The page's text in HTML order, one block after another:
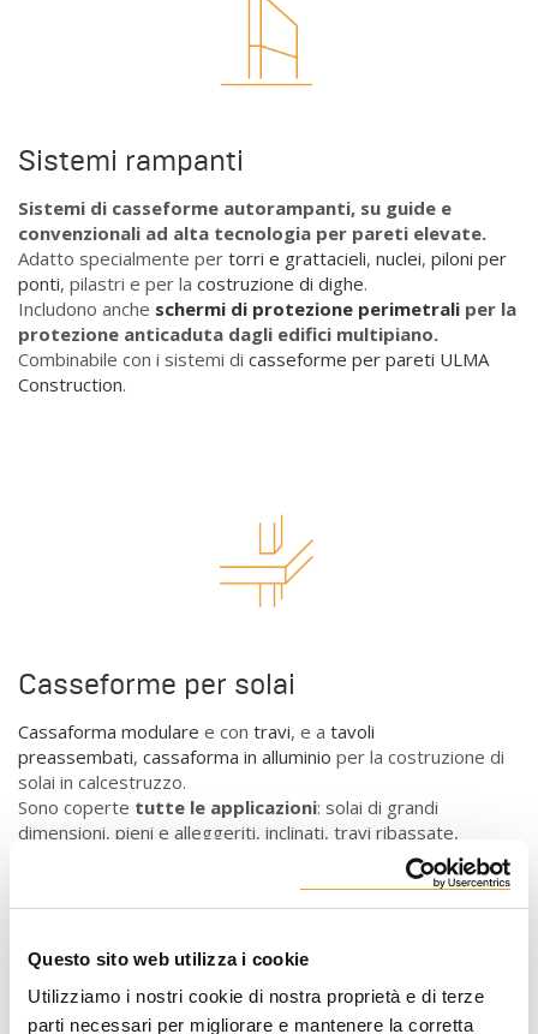
Questo sito web utilizza i cookie
Utilizziamo i nostri cookie di nostra proprietà e di terze
parti necessari per migliorare e mantenere la corretta
Sistemi rampanti
Sistemi di casseforme autorampanti, su guide e
convenzionali ad alta tecnologia per pareti elevate.
Adatto specialmente per torri e grattacieli, nuclei, piloni per
ponti, pilastri e per la costruzione di dighe.
Includono anche schermi di protezione perimetrali per la
protezione anticaduta dagli edifici multipiano.
Combinabile con i sistemi di casseforme per pareti ULMA
Construction.
Casseforme per solai
Cassaforma modulare e con travi, e a tavoli
preassembati, cassaforma in alluminio per la costruzione di
solai in calcestruzzo.
Sono coperte tutte le applicazioni: solai di grandi
dimensioni, pieni e alleggeriti, inclinati, travi ribassate,
compensazioni, compensazione sui pilastri, travi a sbalzo,
Eccellenti finiture in calcestruzzo e standard di